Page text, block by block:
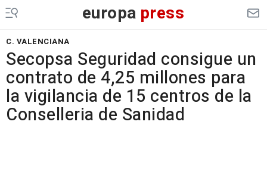
europa press
C. VALENCIANA
Secopsa Seguridad consigue un
contrato de 4,25 millones para
la vigilancia de 15 centros de la
Conselleria de Sanidad